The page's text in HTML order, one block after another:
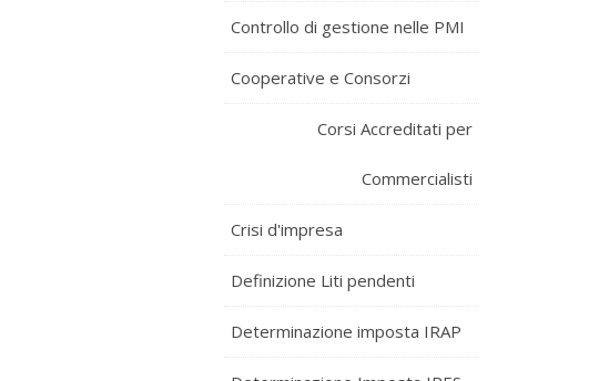
Controllo di gestione nelle PMI
Cooperative e Consorzi
Corsi Accreditati per
Commercialisti
Crisi d'impresa
Definizione Liti pendenti
Determinazione imposta IRAP